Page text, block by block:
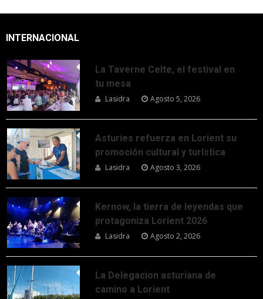
INTERNACIONAL
La Taverne Celte, el festival en
tu mesa
Lasidra Agosto 5, 2026
Asturies refuerza en Lorient su
promoción cultural y turística
Lasidra Agosto 3, 2026
Kernow, la tierra de leyendas que
protagoniza Lorient 2026
Lasidra Agosto 2, 2026
La Delegacion asturiana de
camino a Lorient